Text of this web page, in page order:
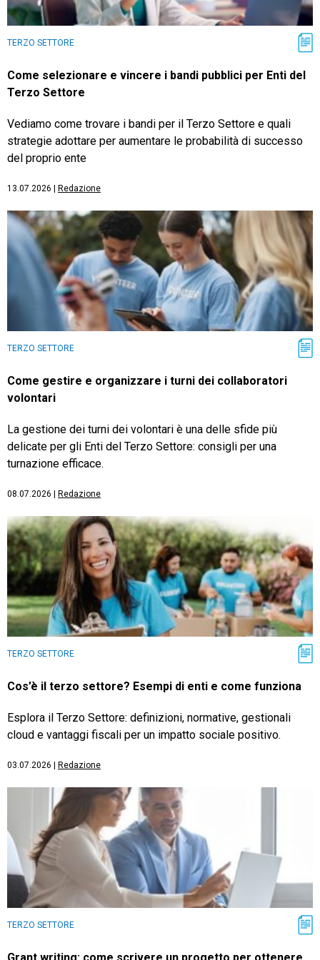
TERZO SETTORE
Come selezionare e vincere i bandi pubblici per Enti del
Terzo Settore
Vediamo come trovare i bandi per il Terzo Settore e quali
strategie adottare per aumentare le probabilità di successo
del proprio ente
13.07.2026 Redazione
TERZO SETTORE
Come gestire e organizzare i turni dei collaboratori
volontari
La gestione dei turni dei volontari è una delle sfide più
delicate per gli Enti del Terzo Settore: consigli per una
turnazione efficace.
08.07.2026 Redazione
TERZO SETTORE
Cos’è il terzo settore? Esempi di enti e come funziona
Esplora il Terzo Settore: definizioni, normative, gestionali
cloud e vantaggi fiscali per un impatto sociale positivo.
03.07.2026 Redazione
TERZO SETTORE